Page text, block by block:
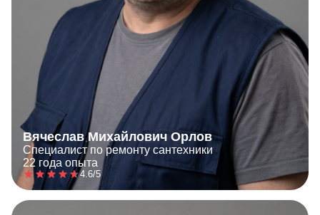
Вячеслав Михайлович Орлов
Специалист по ремонту сантехники
22 года опыта
4.6/5